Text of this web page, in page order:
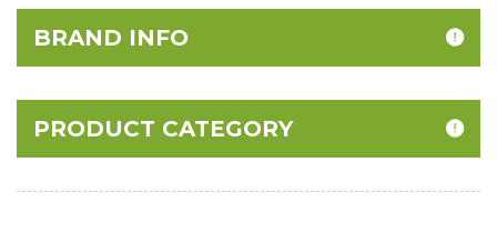
BRAND INFO
PRODUCT CATEGORY